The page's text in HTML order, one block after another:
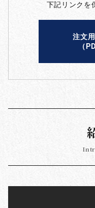
下記リンクを
注文
（